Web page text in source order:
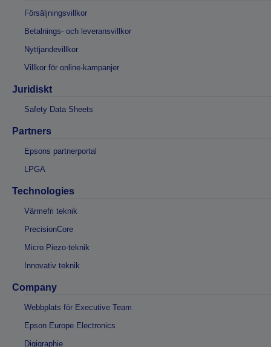
Försäljningsvillkor
Betalnings- och leveransvillkor
Nyttjandevillkor
Villkor för online-kampanjer
Juridiskt
Safety Data Sheets
Partners
Epsons partnerportal
LPGA
Technologies
Värmefri teknik
PrecisionCore
Micro Piezo-teknik
Innovativ teknik
Company
Webbplats för Executive Team
Epson Europe Electronics
Digigraphie